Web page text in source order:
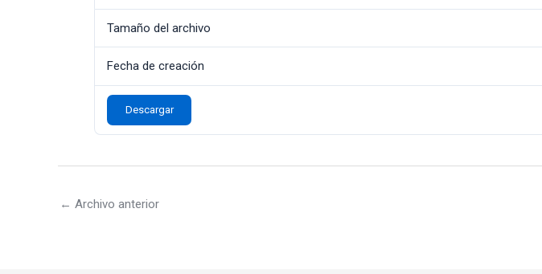
Tamaño del archivo
Fecha de creación
Descargar
← Archivo anterior